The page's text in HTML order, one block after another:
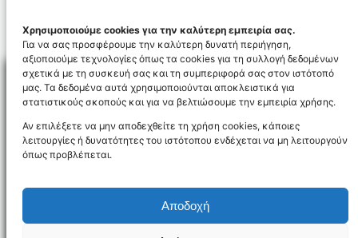
Χρησιμοποιούμε cookies για την καλύτερη εμπειρία σας.
Για να σας προσφέρουμε την καλύτερη δυνατή περιήγηση,
αξιοποιούμε τεχνολογίες όπως τα cookies για τη συλλογή δεδομένων
σχετικά με τη συσκευή σας και τη συμπεριφορά σας στον ιστότοπό
μας. Τα δεδομένα αυτά χρησιμοποιούνται αποκλειστικά για
στατιστικούς σκοπούς και για να βελτιώσουμε την εμπειρία χρήσης.
Αν επιλέξετε να μην αποδεχθείτε τη χρήση cookies, κάποιες
λειτουργίες ή δυνατότητες του ιστότοπου ενδέχεται να μη λειτουργούν
όπως προβλέπεται.
Αποδοχή
2016_ada_ypetrio_theseis2017_id3947
NEWSLETTER